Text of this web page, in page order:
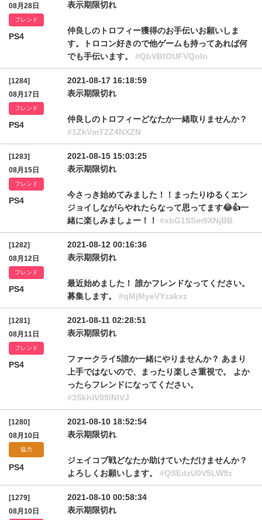
08月28日
フレンド
PS4
表示期限切れ
仲良しのトロフィー獲得のお手伝いお願いしま
す。トロコン好きので他ゲームも持ってあれば何
でも手伝います。 #QbVBfOUFVQnln
[1284]
08月17日
フレンド
PS4
2021-08-17 16:18:59
表示期限切れ
仲良しのトロフィーどなたか一緒取りませんか？
#1ZkVmT2Z4NXZN
[1283]
08月15日
フレンド
PS4
2021-08-15 15:03:25
表示期限切れ
今さっき始めてみました！！まったりゆるくエン
ジョイしながらやれたらなって思ってます😂👍一
緒に楽しみましょー！！ #xbG1SSm9XNjBB
[1282]
08月12日
フレンド
PS4
2021-08-12 00:16:36
表示期限切れ
最近始めました！ 誰かフレンドなってください。
募集します。 #qMjMyeVYzakxz
[1281]
08月11日
フレンド
PS4
2021-08-11 02:28:51
表示期限切れ
ファークライ5誰か一緒にやりませんか？ あまり
上手ではないので、まったり楽しさ重視で。 よか
ったらフレンドになってください。
#3SkhlV09lNlVJ
[1280]
08月10日
協力
PS4
2021-08-10 18:52:54
表示期限切れ
ジェイコブ戦どなたか助けていただけませんか？
よろしくお願いします。 #QSEdzU0V5LW9z
[1279]
08月10日
2021-08-10 00:58:34
表示期限切れ